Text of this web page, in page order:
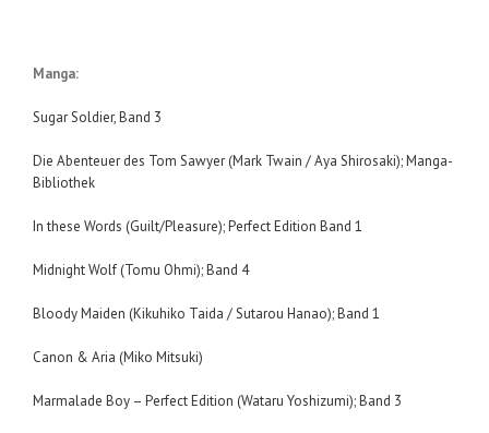
Manga:
Sugar Soldier, Band 3
Die Abenteuer des Tom Sawyer (Mark Twain / Aya Shirosaki); Manga-
Bibliothek
In these Words (Guilt/Pleasure); Perfect Edition Band 1
Midnight Wolf (Tomu Ohmi); Band 4
Bloody Maiden (Kikuhiko Taida / Sutarou Hanao); Band 1
Canon & Aria (Miko Mitsuki)
Marmalade Boy – Perfect Edition (Wataru Yoshizumi); Band 3